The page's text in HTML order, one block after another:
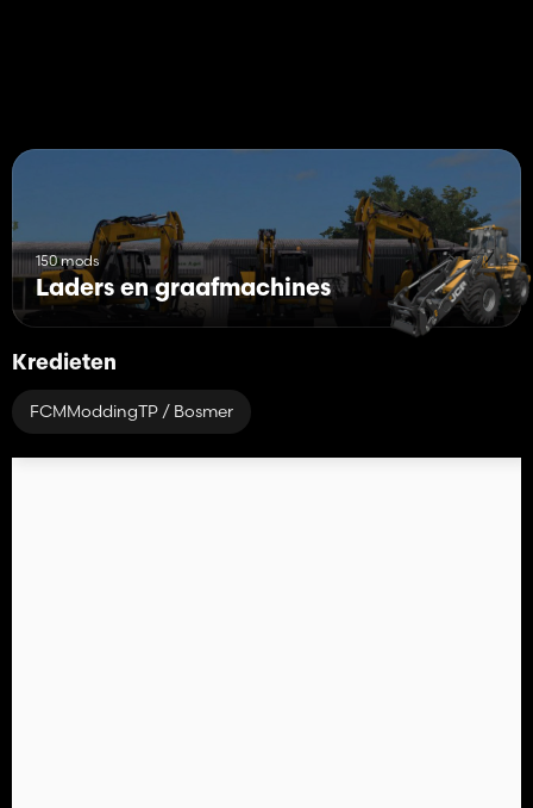
150 mods
Laders en graafmachines
Kredieten
FCMModdingTP / Bosmer